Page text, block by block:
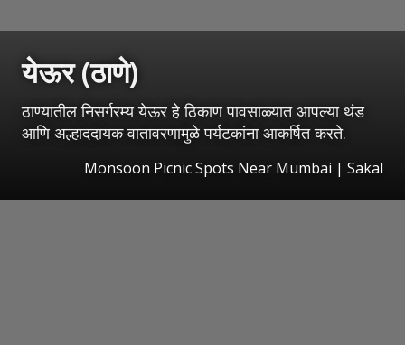
येऊर (ठाणे)
ठाण्यातील निसर्गरम्य येऊर हे ठिकाण पावसाळ्यात आपल्या थंड
आणि अल्हाददायक वातावरणामुळे पर्यटकांना आकर्षित करते.
Monsoon Picnic Spots Near Mumbai | Sakal